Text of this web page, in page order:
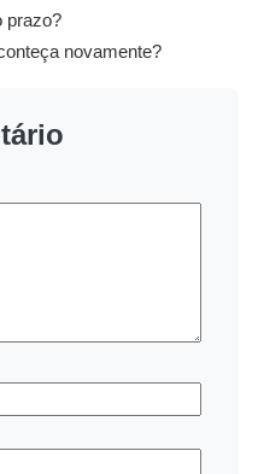
prazo?
novamente?